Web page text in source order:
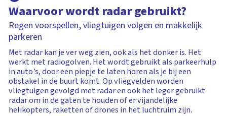
Waarvoor wordt radar gebruikt?
Regen voorspellen, vliegtuigen volgen en makkelijk
parkeren
Met radar kan je ver weg zien, ook als het donker is. Het
werkt met radiogolven. Het wordt gebruikt als parkeerhulp
in auto’s, door een piepje te laten horen als je bij een
obstakel in de buurt komt. Op vliegvelden worden
vliegtuigen gevolgd met radar en ook het leger gebruikt
radar om in de gaten te houden of er vijandelijke
helikopters, raketten of drones in het luchtruim zijn.